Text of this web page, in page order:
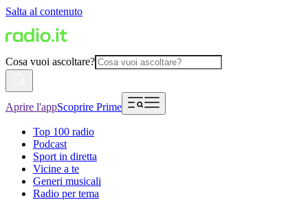
Salta al contenuto
Cosa vuoi ascoltare?
Aprire l'appScoprire Prime
Top 100 radio
Podcast
Sport in diretta
Vicine a te
Generi musicali
Radio per tema